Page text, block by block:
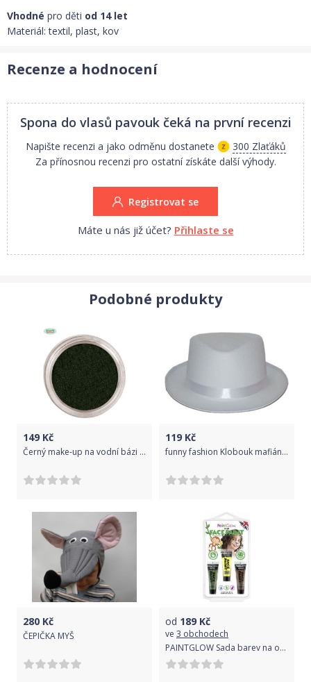
Vhodné pro děti od 14 let
Materiál: textil, plast, kov
Recenze a hodnocení
Spona do vlasů pavouk čeká na první recenzi
Napište recenzi a jako odměnu dostanete
300 Zlaťáků
Za přínosnou recenzi pro ostatní získáte další výhody.
Registrovat se
Máte u nás již účet? Přihlaste se
Podobné produkty
149 Kč
Černý make-up na vodní bázi - HALLOWEEN - 15 g
119 Kč
funny fashion Klobouk mafián - bílý
280 Kč
ČEPIČKA MYŠ
od 189 Kč
ve 3 obchodech
PAINTGLOW Sada barev na obličej Jungle tm. zelená žlutá hnědá